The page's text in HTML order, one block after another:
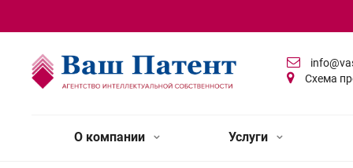
Схема
О компании Услуги